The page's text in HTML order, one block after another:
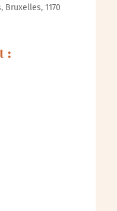
Bruxelles, 1170
: